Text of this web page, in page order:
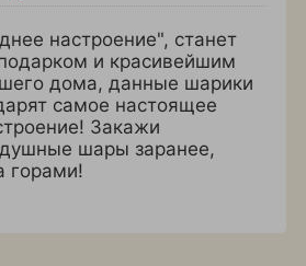
настроение", станет
и красивейшим
дома, данные шарики
самое настоящее
Закажи
шары заранее,
горами!